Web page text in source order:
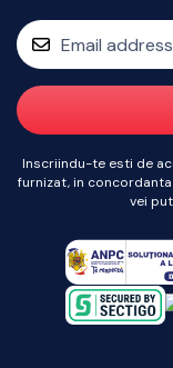
Inscriindu-te esti de
furnizat, in
vei